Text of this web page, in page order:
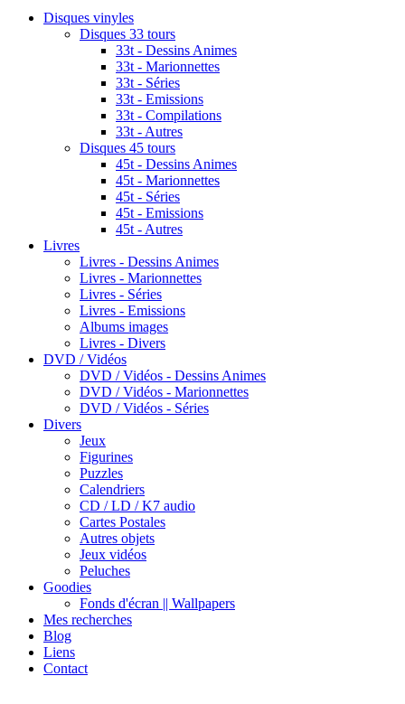
Disques vinyles
Disques 33 tours
33t - Dessins Animes
33t - Marionnettes
33t - Séries
33t - Emissions
33t - Compilations
33t - Autres
Disques 45 tours
45t - Dessins Animes
45t - Marionnettes
45t - Séries
45t - Emissions
45t - Autres
Livres
Livres - Dessins Animes
Livres - Marionnettes
Livres - Séries
Livres - Emissions
Albums images
Livres - Divers
DVD / Vidéos
DVD / Vidéos - Dessins Animes
DVD / Vidéos - Marionnettes
DVD / Vidéos - Séries
Divers
Jeux
Figurines
Puzzles
Calendriers
CD / LD / K7 audio
Cartes Postales
Autres objets
Jeux vidéos
Peluches
Goodies
Fonds d'écran || Wallpapers
Mes recherches
Blog
Liens
Contact